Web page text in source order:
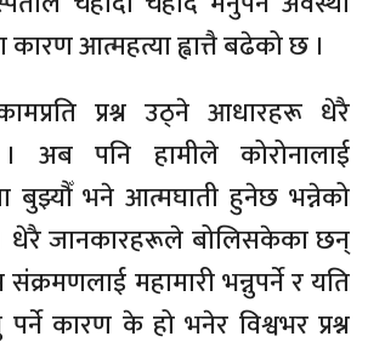
कारण आत्महत्या ह्वात्तै बढेको छ ।
प्रश्न उठ्ने आधारहरू धेरै
अब पनि हामीले कोरोनालाई
बुझ्यौँ भने आत्मघाती हुनेछ भन्नेको
जानकारहरूले बोलिसकेका छन्
संक्रमणलाई महामारी भन्नुपर्ने र यति
कारण के हो भनेर विश्वभर प्रश्न